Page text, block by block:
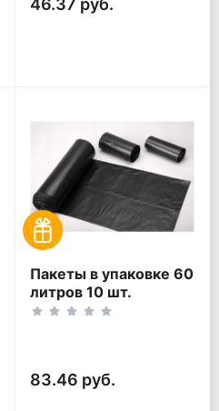
46.37 руб.
Пакеты в упаковке 60
литров 10 шт.
(10шт*3рул)
83.46 руб.